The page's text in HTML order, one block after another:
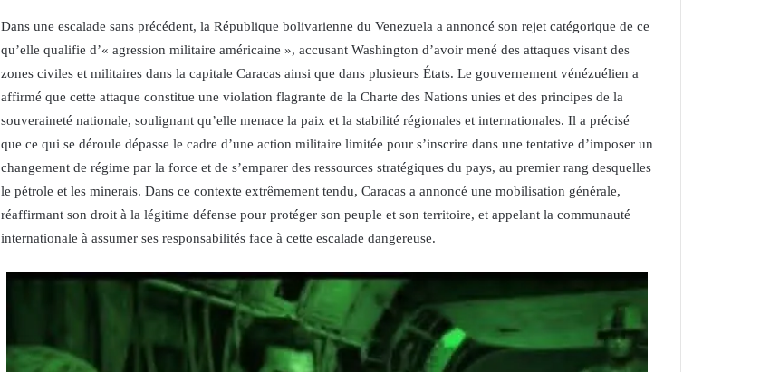
Dans une escalade sans précédent, la République bolivarienne du Venezuela a annoncé son rejet catégorique de ce
qu’elle qualifie d’« agression militaire américaine », accusant Washington d’avoir mené des attaques visant des
zones civiles et militaires dans la capitale Caracas ainsi que dans plusieurs États. Le gouvernement vénézuélien a
affirmé que cette attaque constitue une violation flagrante de la Charte des Nations unies et des principes de la
souveraineté nationale, soulignant qu’elle menace la paix et la stabilité régionales et internationales. Il a précisé
que ce qui se déroule dépasse le cadre d’une action militaire limitée pour s’inscrire dans une tentative d’imposer un
changement de régime par la force et de s’emparer des ressources stratégiques du pays, au premier rang desquelles
le pétrole et les minerais. Dans ce contexte extrêmement tendu, Caracas a annoncé une mobilisation générale,
réaffirmant son droit à la légitime défense pour protéger son peuple et son territoire, et appelant la communauté
internationale à assumer ses responsabilités face à cette escalade dangereuse.